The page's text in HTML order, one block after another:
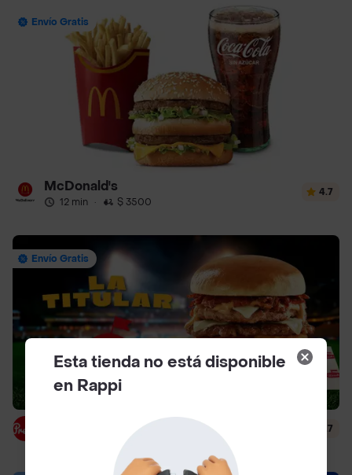
Envío Gratis
McDonald's
12 min · $ 3500
4.7
Envío Gratis
$ 6000
4.7
Esta tienda no está disponible
en Rappi